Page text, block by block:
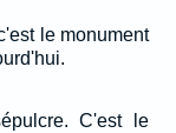
le monument
C'est le